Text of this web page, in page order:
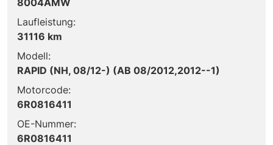
Laufleistung:
31116 km
Modell:
RAPID (NH, 08/12-) (AB 08/2012,2012--1)
Motorcode:
6R0816411
OE-Nummer:
6R0816411